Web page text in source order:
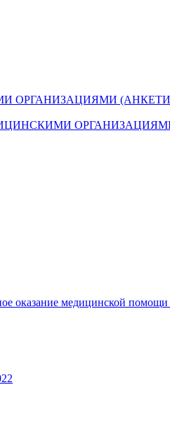
ОРГАНИЗАЦИЯМИ
оказание медицинской